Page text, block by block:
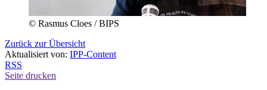
© Rasmus Cloes / BIPS
Zurück zur Übersicht
Aktualisiert von: IPP-Content
RSS
Seite drucken